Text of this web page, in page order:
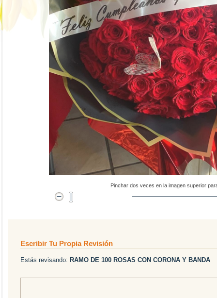
Pinchar dos veces en la imagen superior
Escribir Tu Propia Revisión
Estás revisando: RAMO DE 100 ROSAS CON CORONA Y BANDA